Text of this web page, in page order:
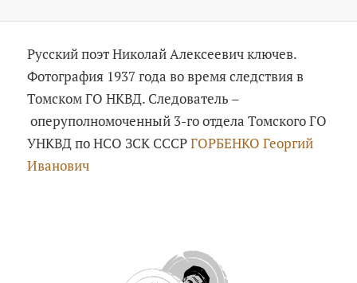
Русский поэт Николай Алексеевич ключев.
Фотография 1937 года во время следствия в
Томском ГО НКВД. Следователь –
оперуполномоченный 3-го отдела Томского ГО
УНКВД по НСО ЗСК СССРГОРБЕНКО Георгий
Иванович